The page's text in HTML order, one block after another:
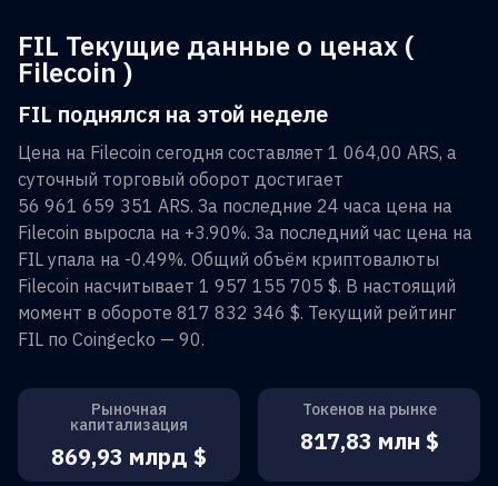
FIL Текущие данные о ценах (
Filecoin )
FIL поднялся на этой неделе
Цена на Filecoin сегодня составляет 1 064,00 ARS, а
суточный торговый оборот достигает
56 961 659 351 ARS. За последние 24 часа цена на
Filecoin выросла на +3.90%. За последний час цена на
FIL упала на -0.49%. Общий объём криптовалюты
Filecoin насчитывает 1 957 155 705 $. В настоящий
момент в обороте 817 832 346 $. Текущий рейтинг
FIL по Coingecko — 90.
Рыночная
капитализация
869,93 млрд $
Токенов на рынке
817,83 млн $